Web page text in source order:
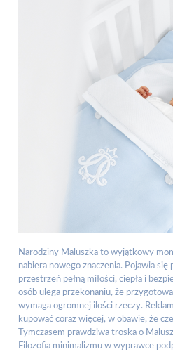
Narodziny Maluszka to wyjątkowy
nabiera nowego znaczenia. Pojawia
przestrzeń pełną miłości, ciepła i
osób ulega przekonaniu, że
wymaga ogromnej ilości rzeczy.
kupować coraz więcej, w obawie, że
Tymczasem prawdziwa troska o
Filozofia minimalizmu w wyprawce